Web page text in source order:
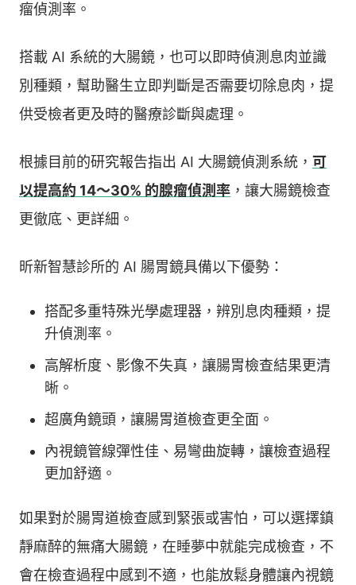
瘤偵測率。
搭載 AI 系統的大腸鏡，也可以即時偵測息肉並識
別種類，幫助醫生立即判斷是否需要切除息肉，提
供受檢者更及時的醫療診斷與處理。
根據目前的研究報告指出 AI 大腸鏡偵測系統， 可
以提高約 14～30% 的腺瘤偵測率 ，讓大腸鏡檢查
更徹底、更詳細。
昕新智慧診所的 AI 腸胃鏡具備以下優勢：
搭配多重特殊光學處理器，辨別息肉種類，提
升偵測率。
高解析度、影像不失真，讓腸胃檢查結果更清
晰。
超廣角鏡頭，讓腸胃道檢查更全面。
內視鏡管線彈性佳、易彎曲旋轉，讓檢查過程
更加舒適。
如果對於腸胃道檢查感到緊張或害怕，可以選擇鎮
靜麻醉的無痛大腸鏡，在睡夢中就能完成檢查，不
會在檢查過程中感到不適，也能放鬆身體讓內視鏡